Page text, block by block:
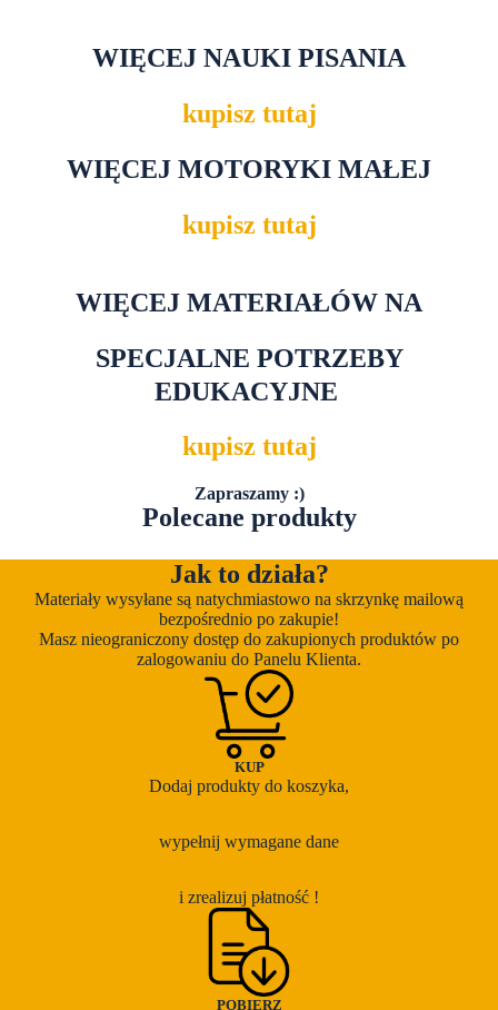
WIĘCEJ NAUKI PISANIA
kupisz tutaj
WIĘCEJ MOTORYKI MAŁEJ
kupisz tutaj
WIĘCEJ MATERIAŁÓW NA
SPECJALNE POTRZEBY
EDUKACYJNE
kupisz tutaj
Zapraszamy :)
Polecane produkty
Jak to działa?
Materiały wysyłane są natychmiastowo na skrzynkę mailową
bezpośrednio po zakupie!
Masz nieograniczony dostęp do zakupionych produktów po
zalogowaniu do Panelu Klienta.
KUP
Dodaj produkty do koszyka,
wypełnij wymagane dane
i zrealizuj płatność !
POBIERZ